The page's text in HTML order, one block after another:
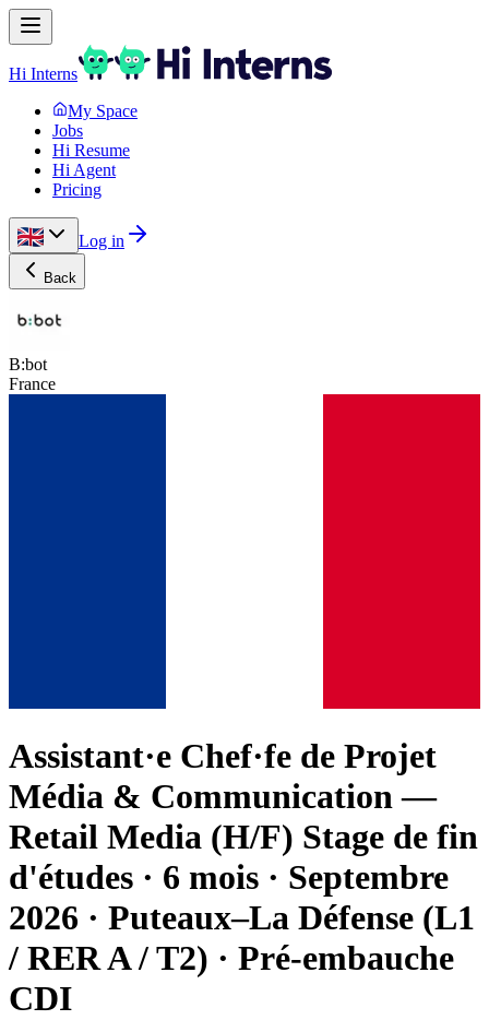
Hi Interns
My Space
Jobs
Hi Resume
Hi Agent
Pricing
Log in
Back
B:bot
France
Assistant·e Chef·fe de Projet
Média & Communication —
Retail Media (H/F) Stage de fin
d'études · 6 mois · Septembre
2026 · Puteaux–La Défense (L1
/ RER A / T2) · Pré-embauche
CDI